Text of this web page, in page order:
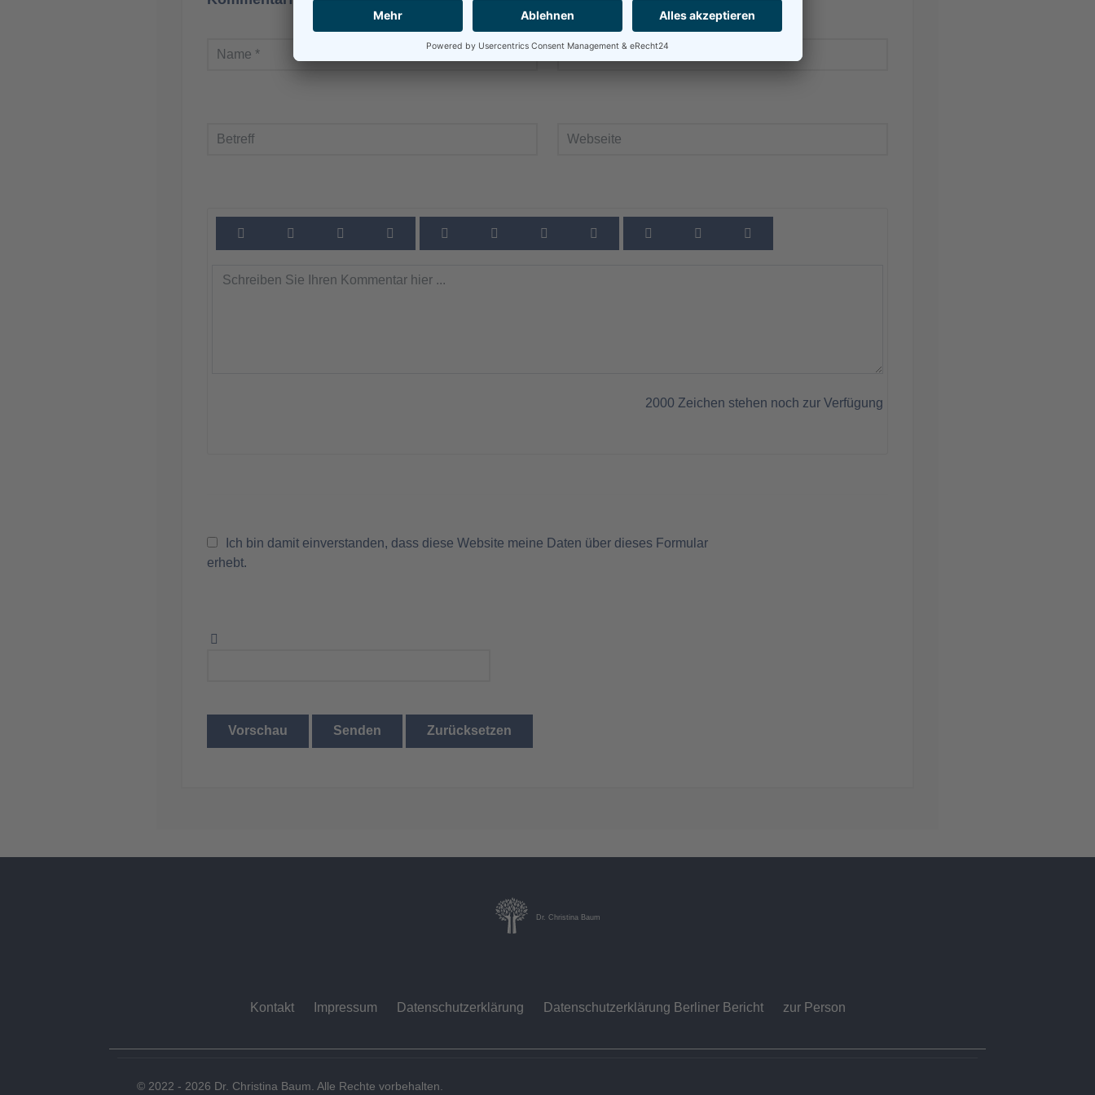
2000 Zeichen stehen noch zur Verfügung
Ich bin damit einverstanden, dass diese Website meine Daten über dieses Formular
erhebt.
Vorschau Senden Zurücksetzen
Dr. Christina Baum
Kontakt Impressum Datenschutzerklärung Datenschutzerklärung Berliner Bericht zur Person
© 2022 - 2026 Dr. Christina Baum. Alle Rechte vorbehalten.